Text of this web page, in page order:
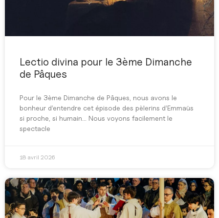
Lectio divina pour le 3ème Dimanche
de Pâques
Pour le 3ème Dimanche de Pâques, nous avons le
bonheur d’entendre cet épisode des pèlerins d’Emmaüs
si proche, si humain… Nous voyons facilement le
spectacle
18 avril 2026